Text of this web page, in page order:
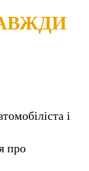
і
про